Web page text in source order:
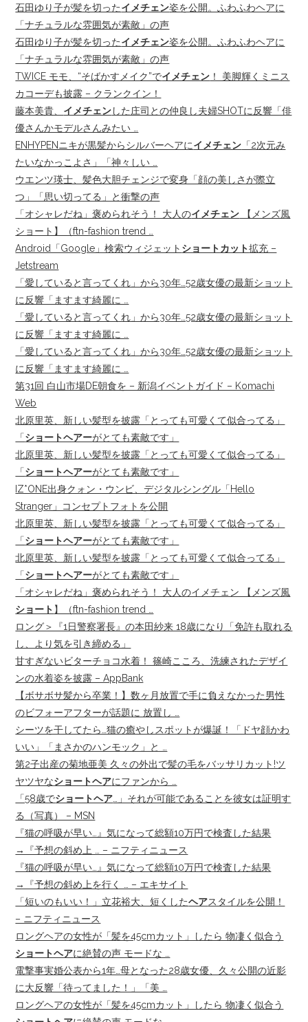
石田ゆり子が髪を切ったイメチェン姿を公開。ふわふわヘアに
「ナチュラルな雰囲気が素敵」の声
石田ゆり子が髪を切ったイメチェン姿を公開。ふわふわヘアに
「ナチュラルな雰囲気が素敵」の声
TWICE モモ、“そばかすメイク”でイメチェン ！ 美脚輝くミニス
カコーデも披露 – クランクイン！
藤本美貴、 イメチェンした庄司との仲良し夫婦SHOTに反響「俳
優さんかモデルさんみたい …
ENHYPENニキが黒髪からシルバーヘアにイメチェン 「2次元み
たいなかっこよさ」「神々しい …
ウエンツ瑛士、髪色大胆チェンジで変身「顔の美しさが際立
つ」「思い切ってる」と衝撃の声
「オシャレだね」褒められそう！ 大人のイメチェン 【メンズ風
ショート】（ftn-fashion trend …
Android「Google」検索ウィジェット ショートカット拡充 –
Jetstream
「愛していると言ってくれ」から30年…52歳女優の最新ショット
に反響「ますます綺麗に …
「愛していると言ってくれ」から30年…52歳女優の最新ショット
に反響「ますます綺麗に …
「愛していると言ってくれ」から30年…52歳女優の最新ショット
に反響「ますます綺麗に …
第31回 白山市場DE朝食を – 新潟イベントガイド – Komachi
Web
北原里英、新しい髪型を披露「とっても可愛くて似合ってる」
「ショートヘアーがとても素敵です」
北原里英、新しい髪型を披露「とっても可愛くて似合ってる」
「ショートヘアーがとても素敵です」
IZ*ONE出身クォン・ウンビ、デジタルシングル「Hello
Stranger」コンセプトフォトを公開
北原里英、新しい髪型を披露「とっても可愛くて似合ってる」
「ショートヘアーがとても素敵です」
北原里英、新しい髪型を披露「とっても可愛くて似合ってる」
「ショートヘアーがとても素敵です」
「オシャレだね」褒められそう！ 大人のイメチェン 【メンズ風
ショート 】（ftn-fashion trend …
ロング＞『1日警察署長』の本田紗来 18歳になり「免許も取れる
し、より気を引き締める」
甘すぎないビターチョコ水着！ 篠崎こころ、洗練されたデザイ
ンの水着姿を披露 – AppBank
【ボサボサ髪から卒業！】数ヶ月放置で手に負えなかった男性
のビフォーアフターが話題に 放置し …
シーツを干してたら…猫の癒やしスポットが爆誕！「ドヤ顔かわ
いい」「まさかのハンモック」と …
第2子出産の菊地亜美 久々の外出で髪の毛をバッサリカット!ツ
ヤツヤなショートヘアにファンから …
「58歳でショートヘア …」それが可能であることを彼女は証明す
る（写真） – MSN
『猫の呼吸が早い…』気になって総額10万円で検査した結果
→『予想の斜め上 … – ニフティニュース
『猫の呼吸が早い…』気になって総額10万円で検査した結果
→『予想の斜め上を行く … – エキサイト
「短いのもいい！」立花裕大、短くしたヘアスタイルを公開！
– ニフティニュース
ロングヘアの女性が「髪を45cmカット」したら 物凄く似合う
ショートヘアに絶賛の声 モードな …
電撃事実婚公表から1年…母となった28歳女優、久々公開の近影
に大反響「待ってました！」「美 …
ロングヘアの女性が「髪を45cmカット」したら 物凄く似合う